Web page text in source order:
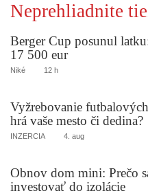
Neprehliadnite
Berger Cup posunul
17 500 eur
Niké 12 h
Vyžrebovanie
hrá vaše mesto či dedina?
INZERCIA 4. aug
Obnov dom mini: Prečo
investovať do izolácie